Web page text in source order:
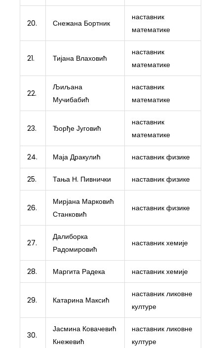
20. Снежана Бортник
наставник
математике
21. Тијана Влаховић
наставник
математике
22.
Љиљана
Мучибабић
наставник
математике
23. Ђорђе Југовић
наставник
математике
24. Маја Дракулић наставник физике
25. Тања Н. Пивнички наставник физике
26.
Мирјана Марковић
Станковић
наставник физике
27.
Далиборка
Радомировић
наставник хемије
28. Маргита Радека наставник хемије
29. Катарина Максић
наставник ликовне
културе
30.
Јасмина Ковачевић
Кнежевић
наставник ликовне
културе